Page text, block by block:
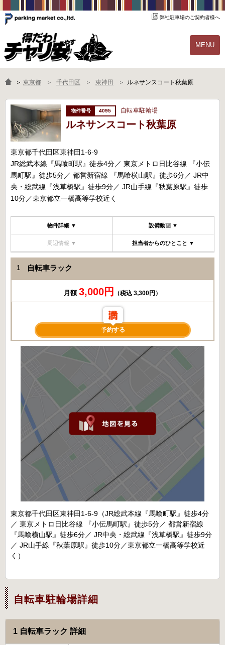
弊社駐車場のご契約者様へ
MENU
物件一覧 ご契約の流れ
よくあるご質問 駐輪場オーナー様へ
＞ 東京都 千代田区 東神田 ルネサンスコート秋葉原
4095 自転車駐輪場
ルネサンスコート秋葉原
東京都千代田区東神田1-6-9
JR総武本線『馬喰町駅』徒歩4分／ 東京メトロ日比谷線 『小伝
馬町駅』徒歩5分／ 都営新宿線 『馬喰横山駅』徒歩6分／ JR中
央・総武線『浅草橋駅』徒歩9分／ JR山手線『秋葉原駅』徒歩
10分／東京都立一橋高等学校近く
物件詳細 ▼ 設備動画 ▼
周辺情報 ▼ 担当者からのひとこと ▼
1 自転車ラック
月額 3,000円 （税込 3,300円）
予約する
東京都千代田区東神田1-6-9（JR総武本線『馬喰町駅』徒歩4分
／ 東京メトロ日比谷線 『小伝馬町駅』徒歩5分／ 都営新宿線
『馬喰横山駅』徒歩6分／ JR中央・総武線『浅草橋駅』徒歩9分
／ JR山手線『秋葉原駅』徒歩10分／東京都立一橋高等学校近
く）
自転車駐輪場詳細
1 自転車ラック 詳細